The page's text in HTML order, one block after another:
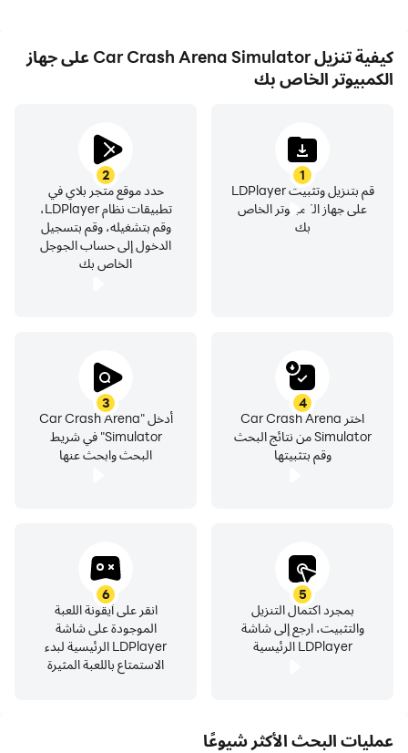
كيفية تنزيل Car Crash Arena Simulator على جهاز
الكمبيوتر الخاص بك
1
قم بتنزيل وتثبيت LDPlayer
على جهاز الكمبيوتر الخاص
بك
2
حدد موقع متجر بلاي في
تطبيقات نظام LDPlayer،
وقم بتشغيله، وقم بتسجيل
الدخول إلى حساب الجوجل
الخاص بك
3
أدخل "Car Crash Arena
Simulator" في شريط
البحث وابحث عنها
4
اختر Car Crash Arena
Simulator من نتائج البحث
وقم بتثبيتها
5
بمجرد اكتمال التنزيل
والتثبيت، ارجع إلى شاشة
LDPlayer الرئيسية
6
انقر على أيقونة اللعبة
الموجودة على شاشة
LDPlayer الرئيسية لبدء
الاستمتاع باللعبة المثيرة
عمليات البحث الأكثر شيوعًا